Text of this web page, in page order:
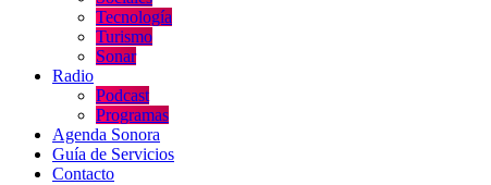
Tecnología
Turismo
Sonar
Radio
Podcast
Programas
Agenda Sonora
Guía de Servicios
Contacto